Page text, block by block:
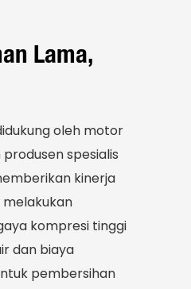
Lama,
oleh motor
spesialis
kinerja
melakukan
kompresi tinggi
dan biaya
pembersihan